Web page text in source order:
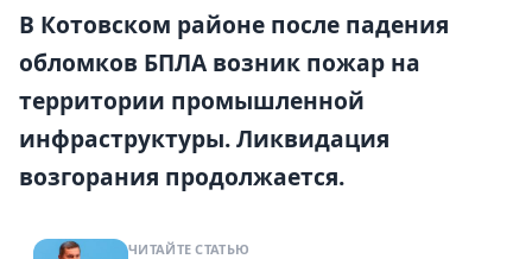
В Котовском районе после падения
обломков БПЛА возник пожар на
территории промышленной
инфраструктуры. Ликвидация
возгорания продолжается.
ЧИТАЙТЕ СТАТЬЮ